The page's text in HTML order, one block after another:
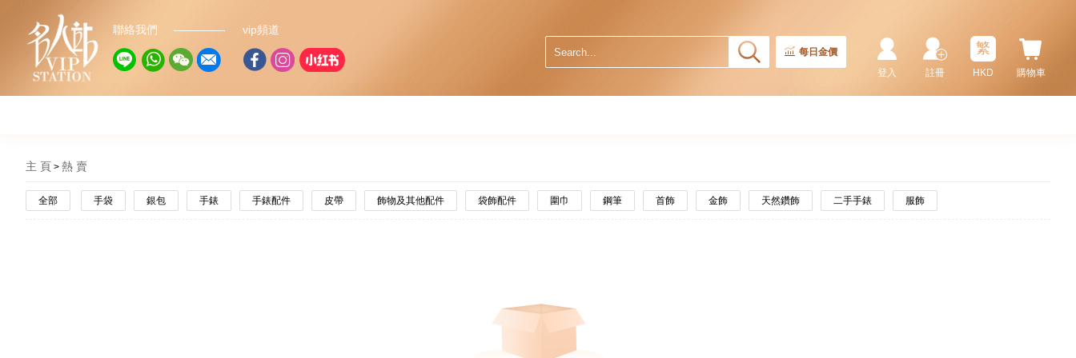
聯絡我們 vip頻道
每日金價
購物車
繁
HKD
註冊
登入
主 頁 熱 賣
全部 手袋 銀包 手錶 手錶配件 皮帶 飾物及其他配件 袋飾配件 圍巾 鋼筆 首飾 金飾 天然鑽飾 二手手錶 服飾